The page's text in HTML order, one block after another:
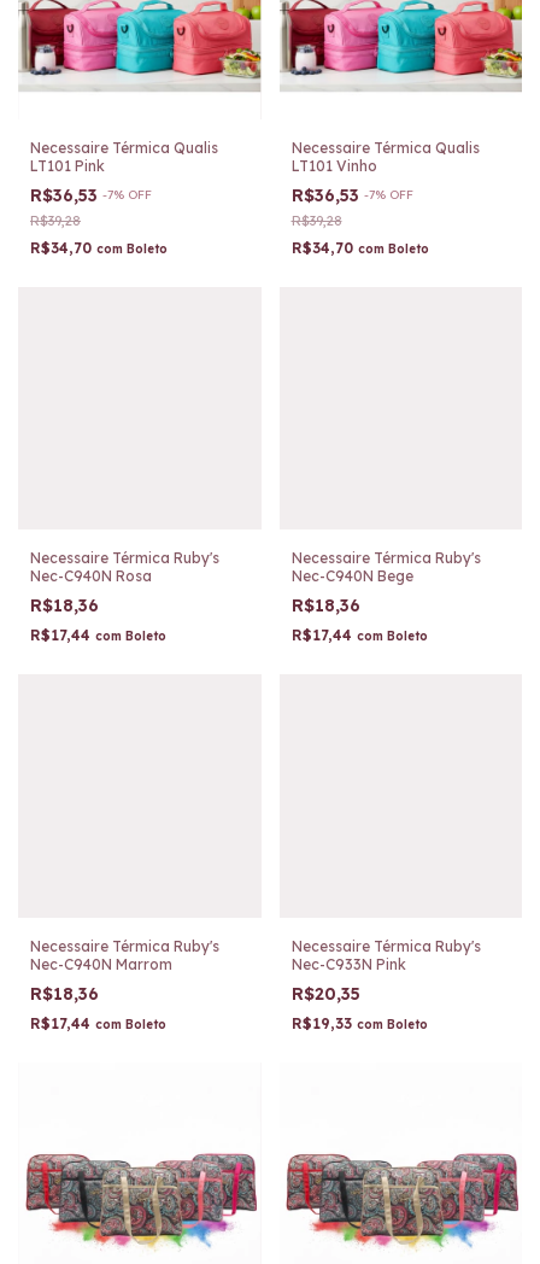
Necessaire Térmica Qualis
LT101 Pink
R$36,53 -7% OFF
R$39,28
R$34,70 com Boleto
Necessaire Térmica Qualis
LT101 Vinho
R$36,53 -7% OFF
R$39,28
R$34,70 com Boleto
Necessaire Térmica Ruby's
Nec-C940N Rosa
R$18,36
R$17,44 com Boleto
Necessaire Térmica Ruby's
Nec-C940N Bege
R$18,36
R$17,44 com Boleto
Necessaire Térmica Ruby's
Nec-C940N Marrom
R$18,36
R$17,44 com Boleto
Necessaire Térmica Ruby's
Nec-C933N Pink
R$20,35
R$19,33 com Boleto